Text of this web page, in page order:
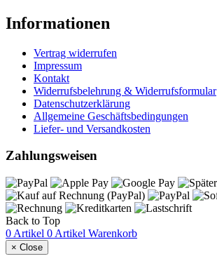
Informationen
Vertrag widerrufen
Impressum
Kontakt
Widerrufsbelehrung & Widerrufsformular
Datenschutzerklärung
Allgemeine Geschäftsbedingungen
Liefer- und Versandkosten
Zahlungsweisen
Back to Top
0 Artikel 0 Artikel Warenkorb
× Close